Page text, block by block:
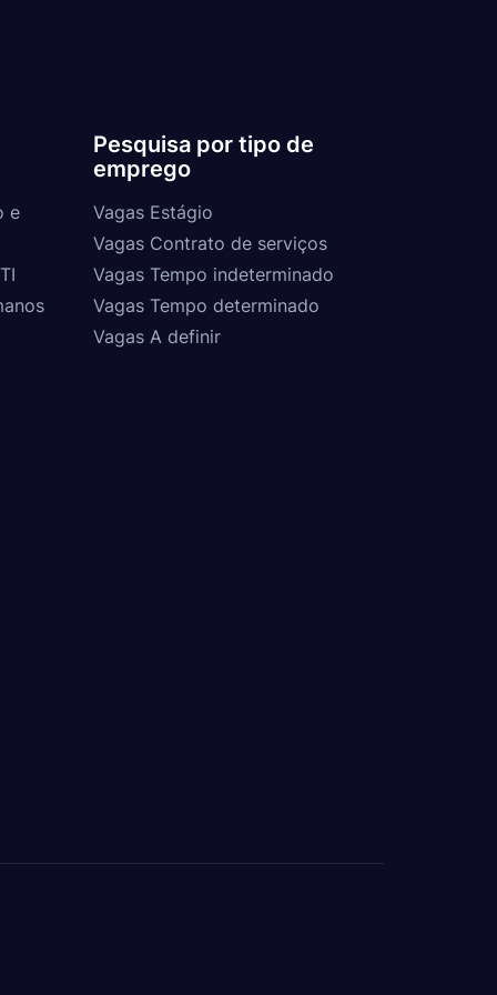
e
Pesquisa por tipo de
emprego
Vagas Estágio
Vagas Contrato de serviços
Vagas Tempo indeterminado
Vagas Tempo determinado
Vagas A definir